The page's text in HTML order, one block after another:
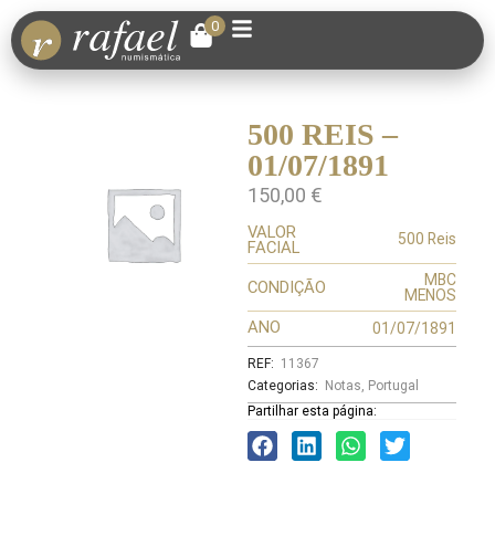
0
500 REIS –
01/07/1891
150,00 €
VALOR
FACIAL 500 Reis
CONDIÇÃO
MBC
MENOS
ANO 01/07/1891
REF: 11367
Categorias:
Notas, Portugal
Partilhar esta página: